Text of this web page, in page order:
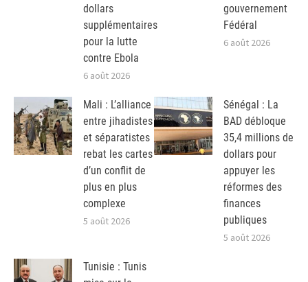
dollars
supplémentaires
pour la lutte
contre Ebola
6 août 2026
gouvernement
Fédéral
6 août 2026
Mali : L’alliance
entre jihadistes
et séparatistes
rebat les cartes
d’un conflit de
plus en plus
complexe
5 août 2026
Sénégal : La
BAD débloque
35,4 millions de
dollars pour
appuyer les
réformes des
finances
publiques
5 août 2026
Tunisie : Tunis